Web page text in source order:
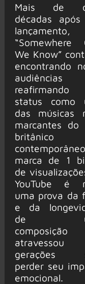
Mais de
décadas
lançamento,
“Somewhere
We Know”
encontrando
reafirmando
status como
das músicas
marcantes do
britânico
marca de 1
de
YouTube é
uma prova da
e da
de
composição
atravessou
gerações
perder seu
emocional.